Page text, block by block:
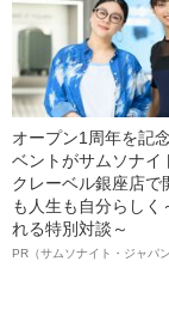
オープン1周年を記
ベントがサムソナイ
クレーベル銀座店
も人生も自分らしく
れる特別対談～
PR（サムソナイト・ジャパン